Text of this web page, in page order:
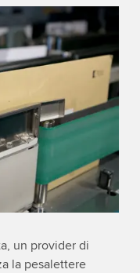
un provider di
la pesalettere